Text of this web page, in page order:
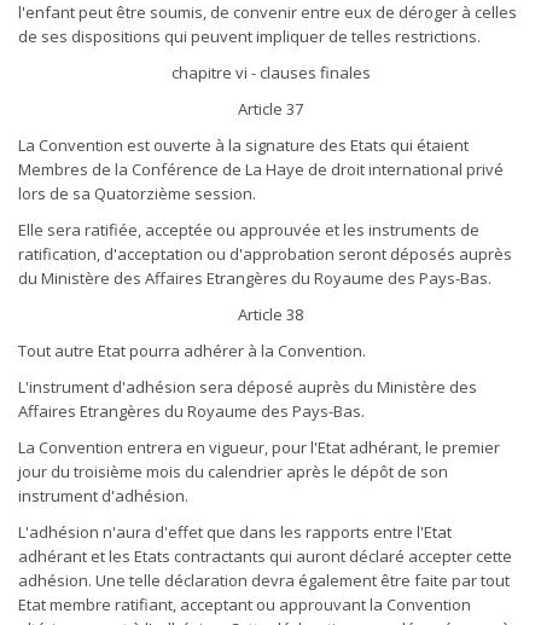
l'enfant peut être soumis, de convenir entre eux de déroger à celles
de ses dispositions qui peuvent impliquer de telles restrictions.
chapitre vi - clauses finales
Article 37
La Convention est ouverte à la signature des Etats qui étaient
Membres de la Conférence de La Haye de droit international privé
lors de sa Quatorzième session.
Elle sera ratifiée, acceptée ou approuvée et les instruments de
ratification, d'acceptation ou d'approbation seront déposés auprès
du Ministère des Affaires Etrangères du Royaume des Pays-Bas.
Article 38
Tout autre Etat pourra adhérer à la Convention.
L'instrument d'adhésion sera déposé auprès du Ministère des
Affaires Etrangères du Royaume des Pays-Bas.
La Convention entrera en vigueur, pour l'Etat adhérant, le premier
jour du troisième mois du calendrier après le dépôt de son
instrument d'adhésion.
L'adhésion n'aura d'effet que dans les rapports entre l'Etat
adhérant et les Etats contractants qui auront déclaré accepter cette
adhésion. Une telle déclaration devra également être faite par tout
Etat membre ratifiant, acceptant ou approuvant la Convention